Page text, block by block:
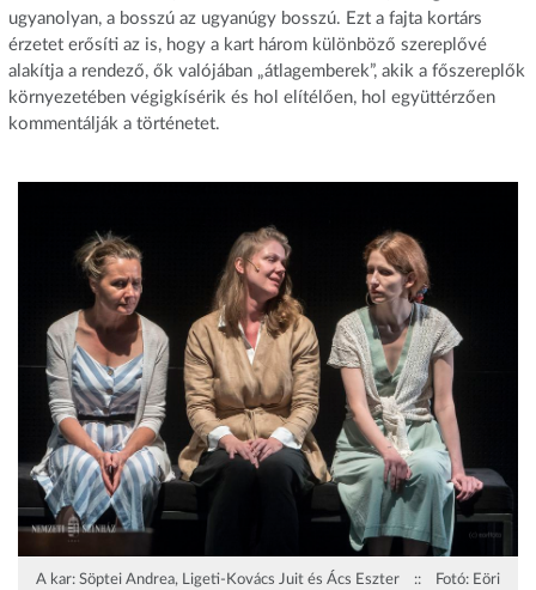
ugyanolyan, a bosszú az ugyanúgy bosszú. Ezt a fajta kortárs
érzetet erősíti az is, hogy a kart három különböző szereplővé
alakítja a rendező, ők valójában „átlagemberek”, akik a főszereplők
környezetében végigkísérik és hol elítélően, hol együttérzően
kommentálják a történetet.
A kar: Söptei Andrea, Ligeti-Kovács Juit és Ács Eszter :: Fotó: Eöri